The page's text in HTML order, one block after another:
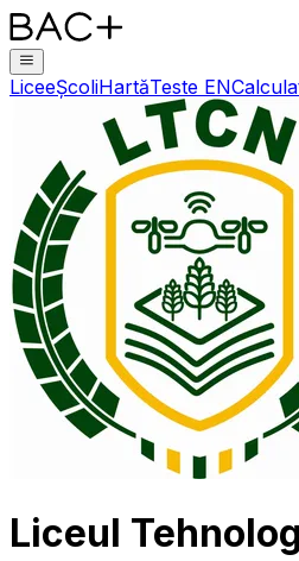
LiceeȘcoliHartăTeste EN
Liceul